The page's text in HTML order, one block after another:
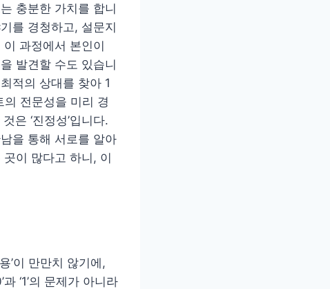
충분한 가치를 합니
를 경청하고, 설문지
과정에서 본인이
발견할 수도 있습니
적의 상대를 찾아 1
의 전문성을 미리 경
은 ‘진정성’입니다.
을 통해 서로를 알아
이 많다고 하니, 이
’이 만만치 않기에,
‘1’의 문제가 아니라